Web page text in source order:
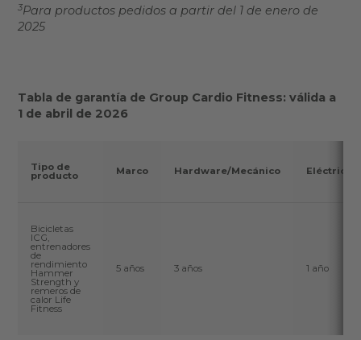
3Para productos pedidos a partir del 1 de enero de
2025
Tabla de garantía de Group Cardio Fitness: válida a
1 de abril de 2026
Tipo de
producto Marco Hardware/Mecánico Eléctrico
Bicicletas
ICG,
entrenadores
de
rendimiento
Hammer
Strength y
remeros de
calor Life
Fitness
5 años 3 años 1 año